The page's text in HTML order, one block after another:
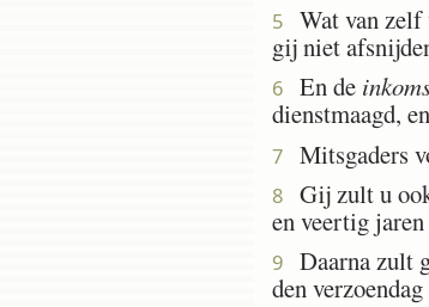
5
Wat van
gij niet
6 En de
dienstmaagd,
7 Mitsgaders
8
Gij zult u
en veertig
9
Daarna zult
den